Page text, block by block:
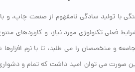
با تولید سادگی نامفهوم از صنعت چاپ، و
فعلی تکنولوژی مورد نیاز، و
و متخصصان را می طلبد، تا با نرم
صورت می توان امید داشت که تمام و